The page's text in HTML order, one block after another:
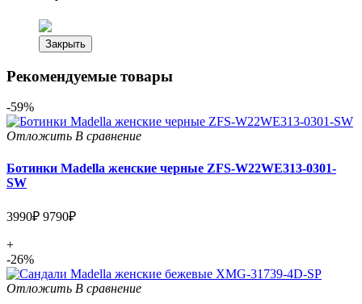
Закрыть
Рекомендуемые товары
-59%
Отложить В сравнение
Ботинки Madella женские черные ZFS-W22WE313-0301-
SW
3990₽ 9790₽
+
-26%
Отложить В сравнение